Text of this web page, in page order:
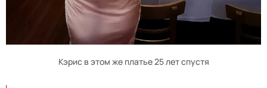
Кэрис в этом же платье 25 лет спустя